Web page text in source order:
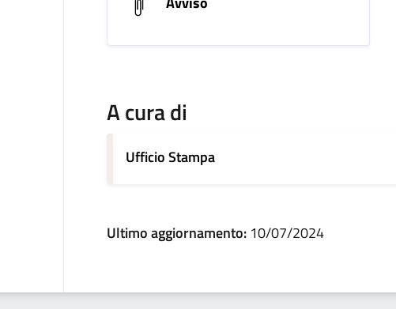
A cura di
Ufficio Stampa
Ultimo aggiornamento: 10/07/2024